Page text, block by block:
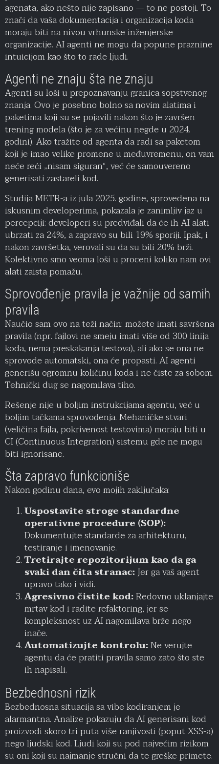
agenata, ako nešto nije zapisano — to ne postoji. To
znači da vaša dokumentacija i organizacija koda
moraju biti na nivou vrhunske inženjerske
organizacije. AI agenti ne mogu da popune praznine
intuicijom kao što to rade ljudi.
Agenti ne znaju šta ne znaju
Agenti su loši u prepoznavanju granica sopstvenog
znanja. Ovo je posebno bolno sa novim alatima i
paketima koji su se pojavili nakon što je završen
trening modela (što je za većinu negde u 2024.
godini). Ako tražite od agenta da radi sa paketom
koji je imao velike promene u međuvremenu, on vam
neće reći „nisam siguran“, već će samouvereno
generisati zastareli kod.
Studija METR-a iz jula 2025. godine, sprovedena na
iskusnim developerima, pokazala je zanimljiv jaz u
percepciji: developeri su predviđali da će ih AI alati
ubrzati za 24%, a zapravo su bili 19% sporiji. Ipak, i
nakon završetka, verovali su da su bili 20% brži.
Kolektivno smo veoma loši u proceni koliko nam ovi
alati zaista pomažu.
Sprovođenje pravila je važnije od samih
pravila
Naučio sam ovo na teži način: možete imati savršena
pravila (npr. fajlovi ne smeju imati više od 300 linija
koda, nema preskakanja testova), ali ako se ona ne
sprovode automatski, ona će propasti. AI agenti
generišu ogromnu količinu koda i ne čiste za sobom.
Tehnički dug se nagomilava tiho.
Rešenje nije u boljim instrukcijama agentu, već u
boljim tačkama sprovođenja. Mehaničke stvari
(veličina fajla, pokrivenost testovima) moraju biti u
CI (Continuous Integration) sistemu gde ne mogu
biti ignorisane.
Šta zapravo funkcioniše
Nakon godinu dana, evo mojih zaključaka:
Uspostavite stroge standardne
operativne procedure (SOP):
Dokumentujte standarde za arhitekturu,
testiranje i imenovanje.
Tretirajte repozitorijum kao da ga
svaki dan čita stranac:Jer ga vaš agent
upravo tako i vidi.
Agresivno čistite kod:Redovno uklanjajte
mrtav kod i radite refaktoring, jer se
kompleksnost uz AI nagomilava brže nego
inače.
Automatizujte kontrolu:Ne verujte
agentu da će pratiti pravila samo zato što ste
ih napisali.
Bezbednosni rizik
Bezbednosna situacija sa vibe kodiranjem je
alarmantna. Analize pokazuju da AI generisani kod
proizvodi skoro tri puta više ranjivosti (poput XSS-a)
nego ljudski kod. Ljudi koji su pod najvećim rizikom
su oni koji su najmanje stručni da te greške primete.